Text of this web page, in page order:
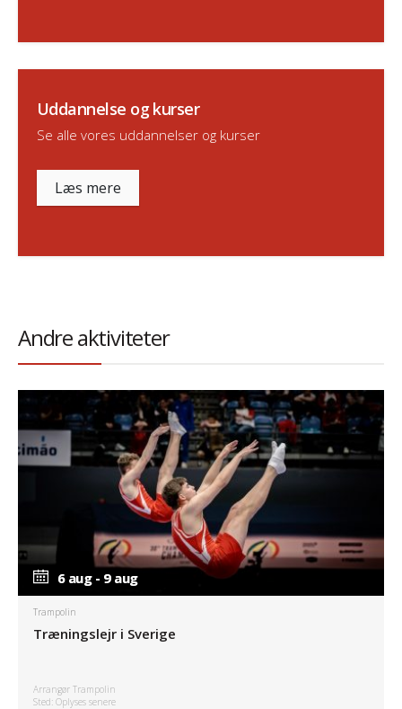
Uddannelse og kurser
Se alle vores uddannelser og kurser
Læs mere
Andre aktiviteter
6 aug - 9 aug
6 aug - 9 aug
Trampolin
Træningslejr i Sverige
Arrangør Trampolin
Sted: Oplyses senere